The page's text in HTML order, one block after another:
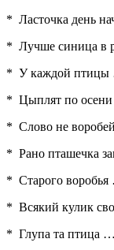
* Ласточка день
* Лучше синица в
* У каждой птицы
* Цыплят по
* Слово не
* Рано пташечка
* Старого
* Всякий кулик
* Глупа та птица …